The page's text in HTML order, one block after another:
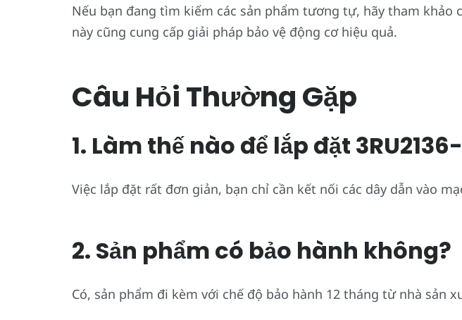
Nếu bạn đang tìm kiếm các sản phẩm tương tự, hãy tham khảo
này cũng cung cấp giải pháp bảo vệ động cơ hiệu quả.
Câu Hỏi Thường Gặp
1. Làm thế nào để lắp đặt
Việc lắp đặt rất đơn giản, bạn chỉ cần kết nối các dây dẫn vào
2. Sản phẩm có bảo hành không?
Có, sản phẩm đi kèm với chế độ bảo hành 12 tháng từ nhà sản